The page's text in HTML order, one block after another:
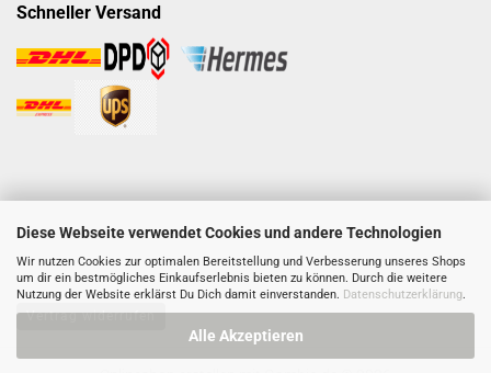
Diese Webseite verwendet Cookies und andere Technologien
Wir nutzen Cookies zur optimalen Bereitstellung und Verbesserung unseres Shops
um dir ein bestmögliches Einkaufserlebnis bieten zu können. Durch die weitere
Nutzung der Website erklärst Du Dich damit einverstanden. Datenschutzerklärung.
Alle Akzeptieren
Schneller Versand
Vertrag widerrufen